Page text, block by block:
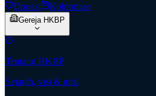
Donasi Kolportase
Gereja HKBP
Tentang HKBP
Sejarah, visi & misi